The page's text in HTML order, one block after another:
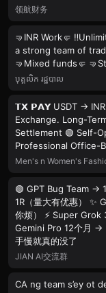
领航财务
🤜INR Work🤛
a strong team of
🤜Mixed funds🤛
បុគ្គលិក រដ្ឋបាល
𝗧𝗫 𝗣𝗔𝗬 USDT → INR
Exchange. Long-
Settlement 🟢 Self-
Professional Office-
Men's n Women's
🟢 GPT Bug Team →
1R（量大有优惠） ✨
你烦） ⚡ Super
Gemini Pro 12个月 →
手慢就真的没了
JIAN AI交流群
CA ng team s’ey ot